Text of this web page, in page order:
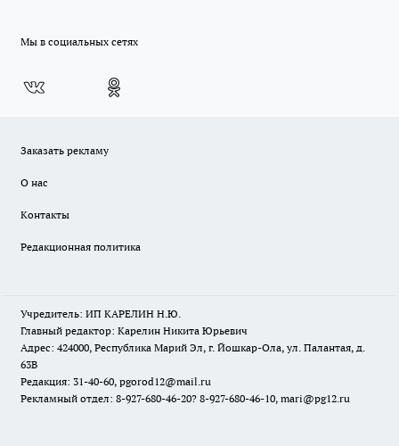
Мы в социальных сетях
Заказать рекламу
О нас
Контакты
Редакционная политика
Учредитель: ИП КАРЕЛИН Н.Ю.
Главный редактор: Карелин Никита Юрьевич
Адрес: 424000, Республика Марий Эл, г. Йошкар-Ола, ул. Палантая, д.
63В
Редакция: 31-40-60, pgorod12@mail.ru
Рекламный отдел: 8-927-680-46-20? 8-927-680-46-10, mari@pg12.ru